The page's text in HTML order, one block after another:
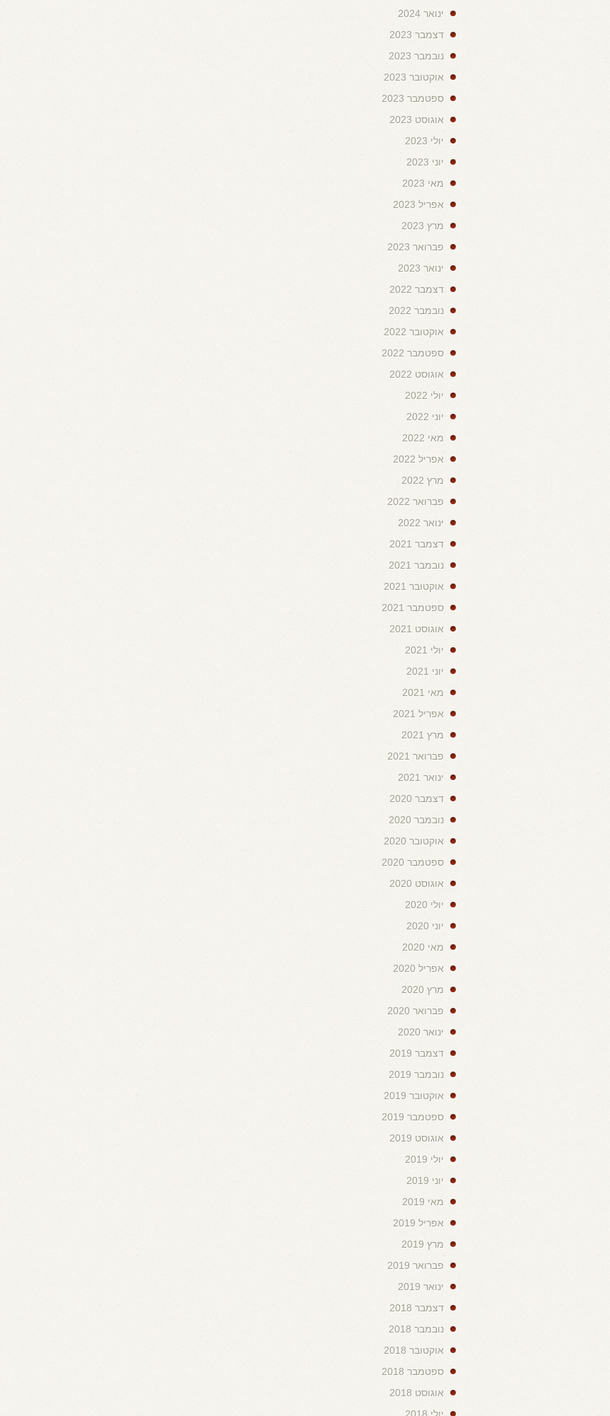
ינואר 2024
דצמבר 2023
נובמבר 2023
אוקטובר 2023
ספטמבר 2023
אוגוסט 2023
יולי 2023
יוני 2023
מאי 2023
אפריל 2023
מרץ 2023
פברואר 2023
ינואר 2023
דצמבר 2022
נובמבר 2022
אוקטובר 2022
ספטמבר 2022
אוגוסט 2022
יולי 2022
יוני 2022
מאי 2022
אפריל 2022
מרץ 2022
פברואר 2022
ינואר 2022
דצמבר 2021
נובמבר 2021
אוקטובר 2021
ספטמבר 2021
אוגוסט 2021
יולי 2021
יוני 2021
מאי 2021
אפריל 2021
מרץ 2021
פברואר 2021
ינואר 2021
דצמבר 2020
נובמבר 2020
אוקטובר 2020
ספטמבר 2020
אוגוסט 2020
יולי 2020
יוני 2020
מאי 2020
אפריל 2020
מרץ 2020
פברואר 2020
ינואר 2020
דצמבר 2019
נובמבר 2019
אוקטובר 2019
ספטמבר 2019
אוגוסט 2019
יולי 2019
יוני 2019
מאי 2019
אפריל 2019
מרץ 2019
פברואר 2019
ינואר 2019
דצמבר 2018
נובמבר 2018
אוקטובר 2018
ספטמבר 2018
אוגוסט 2018